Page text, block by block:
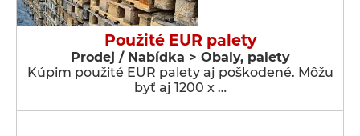
Použité EUR palety
Prodej / Nabídka > Obaly, palety
Kúpim použité EUR palety aj poškodené. Môžu
byť aj 1200 x …